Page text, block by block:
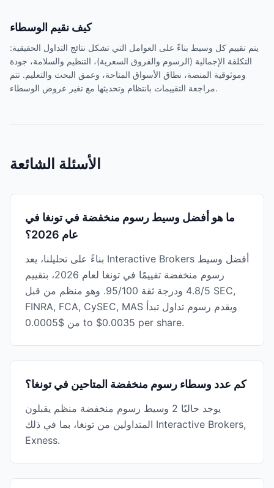
كيف نقيم الوسطاء
يتم تقييم كل وسيط بناءً على العوامل التي تشكل نتائج التداول الحقيقية:
التكلفة الإجمالية (الرسوم والفروق السعرية)، التنظيم والسلامة، جودة
وموثوقية المنصة، نطاق الأسواق المتاحة، وعمق البحث والتعليم. تتم
مراجعة التقييمات بانتظام وتحديثها مع تغير عروض الوسطاء.
الأسئلة الشائعة
ما هو أفضل وسيط رسوم منخفضة في تونغا في
عام 2026؟
بناءً على تحليلنا، يعد Interactive Brokers أفضل وسيط
رسوم منخفضة تقييمًا في تونغا لعام 2026، بتقييم
4.8/5 ودرجة ثقة 95/100. وهو منظم من قبل SEC,
FINRA, FCA, CySEC, MAS ويقدم رسوم تداول تبدأ
من $0.0005 to $0.0035 per share.
كم عدد وسطاء رسوم منخفضة المتاحين في تونغا؟
يوجد حاليًا 2 وسيط رسوم منخفضة منظم يقبلون
المتداولين من تونغا، بما في ذلك Interactive Brokers,
Exness.